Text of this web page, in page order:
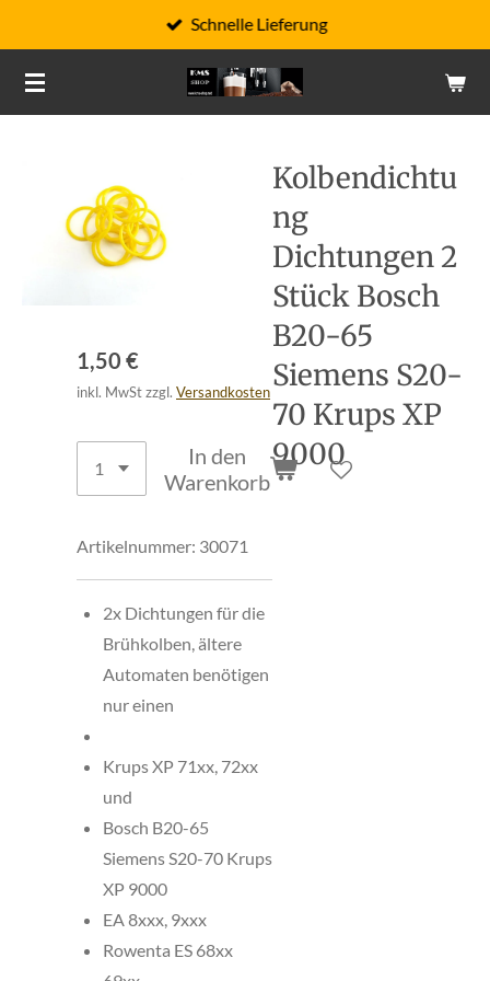
Hauptinhalt
springen
Schnelle Lieferung
Kolbendichtu
ng
Dichtungen 2
Stück Bosch
B20-65
Siemens S20-
70 Krups XP
9000
1,50 €
inkl. MwSt zzgl. Versandkosten
In den
Warenkorb
Artikelnummer: 30071
2x Dichtungen für die
Brühkolben, ältere
Automaten benötigen
nur einen
Krups XP 71xx, 72xx
und
Bosch B20-65
Siemens S20-70 Krups
XP 9000
EA 8xxx, 9xxx
Rowenta ES 68xx